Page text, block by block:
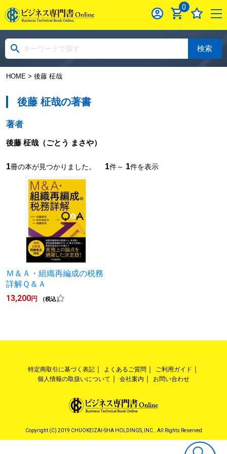
0
検索
HOME> 後藤 柾哉
後藤 柾哉の著書
著者
後藤 柾哉（ごとう まさや）
1冊の本が見つかりました。 1件～ 1件を表示
Ｍ＆Ａ・組織再編成の税務
詳解Ｑ＆Ａ
13,200円 （税込）
特定商取引に基づく表記 よくあるご質問
ご利用ガイド
個人情報の取扱いについて
会社案内 お問い合わせ
Copyright (C) 2019 CHUOKEIZAI-SHA HOLDINGS, INC.. All Rights Reserved